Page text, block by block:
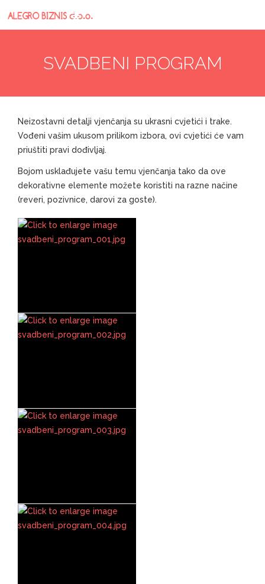
SVADBENI PROGRAM
Neizostavni detalji vjenčanja su ukrasni cvjetići i trake.
Vođeni vašim ukusom prilikom izbora, ovi cvjetići će vam
priuštiti pravi dođivljaj.
Bojom usklađujete vašu temu vjenčanja tako da ove
dekorativne elemente možete koristiti na razne načine
(reveri, pozivnice, darovi za goste).